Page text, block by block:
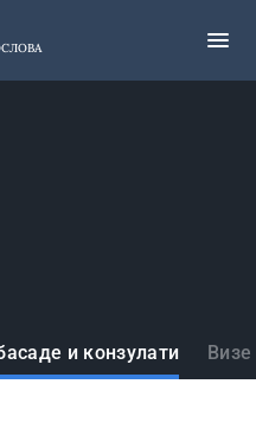
и конзулати